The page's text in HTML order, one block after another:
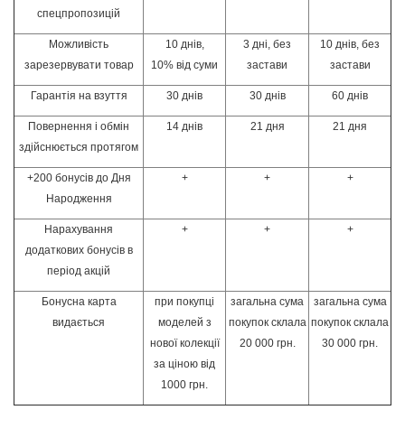
спецпропозицій
Можливість
зарезервувати товар
10 днів,
10% від суми
3 дні, без
застави
10 днів, без
застави
Гарантія на взуття 30 днів 30 днів 60 днів
Повернення і обмін
здійснюється протягом
14 днів 21 дня 21 дня
+200 бонусів до Дня
Народження
+ + +
Нарахування
додаткових бонусів в
період акцій
+ + +
Бонусна карта
видається
при покупці
моделей з
нової колекції
за ціною від
1000 грн.
загальна сума
покупок склала
20 000 грн.
загальна сума
покупок склала
30 000 грн.